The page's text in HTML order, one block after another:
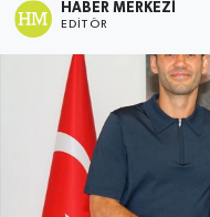
HABER MERKEZI
EDITÖR